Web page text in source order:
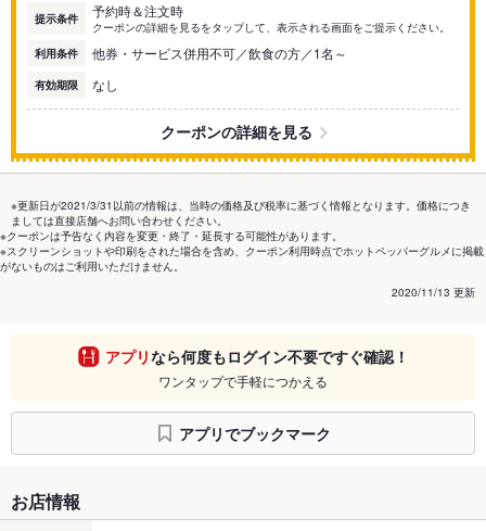
提示条件 予約時＆注文時
クーポンの詳細を見るをタップして、表示される画面をご提示ください。
利用条件
他券・サービス併用不可／飲食の方／1名～
有効期限 なし
クーポンの詳細を見る
※更新日が2021/3/31以前の情報は、当時の価格及び税率に基づく情報となります。価格につき
ましては直接店舗へお問い合わせください。
※クーポンは予告なく内容を変更・終了・延長する可能性があります。
※スクリーンショットや印刷をされた場合を含め、クーポン利用時点でホットペッパーグルメに掲載
がないものはご利用いただけません。
2020/11/13 更新
アプリなら何度もログイン不要ですぐ確認！
ワンタップで手軽につかえる
アプリでブックマーク
お店情報